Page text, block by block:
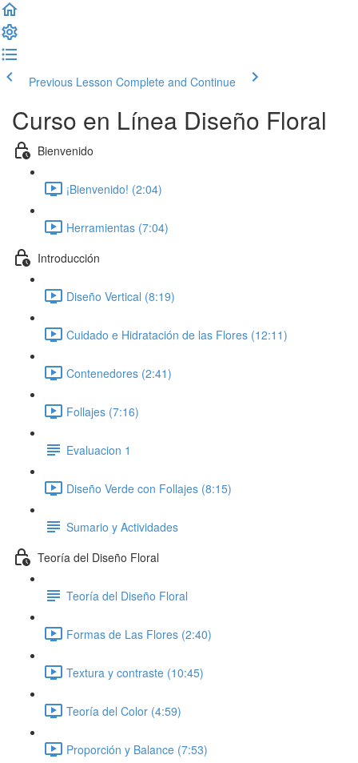
Previous Lesson Complete and Continue
Curso en Línea Diseño Floral
Bienvenido
¡Bienvenido! (2:04)
Herramientas (7:04)
Introducción
Diseño Vertical (8:19)
Cuidado e Hidratación de las Flores (12:11)
Contenedores (2:41)
Follajes (7:16)
Evaluacion 1
Diseño Verde con Follajes (8:15)
Sumario y Actividades
Teoría del Diseño Floral
Teoría del Diseño Floral
Formas de Las Flores (2:40)
Textura y contraste (10:45)
Teoría del Color (4:59)
Proporción y Balance (7:53)